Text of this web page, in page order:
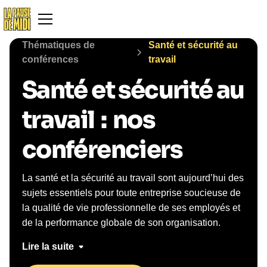
Thématiques de
conférences
Santé et sécurité au
travail
Santé et sécurité au
travail : nos
conférenciers
La santé et la sécurité au travail sont aujourd’hui des
sujets essentiels pour toute entreprise soucieuse de
la qualité de vie professionnelle de ses employés et
de la performance globale de son organisation.
permet d’aborder ces enjeux de manière concrète,
Lire la suite